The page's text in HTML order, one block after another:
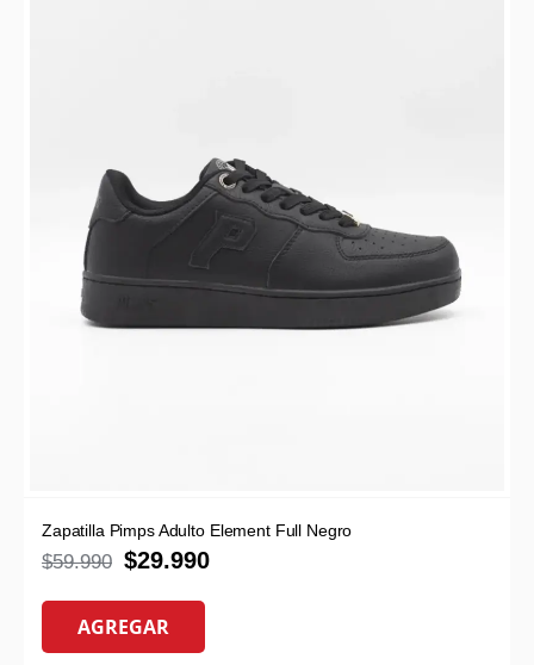
Zapatilla Pimps Adulto Element Full Negro
$59.990 $29.990
AGREGAR